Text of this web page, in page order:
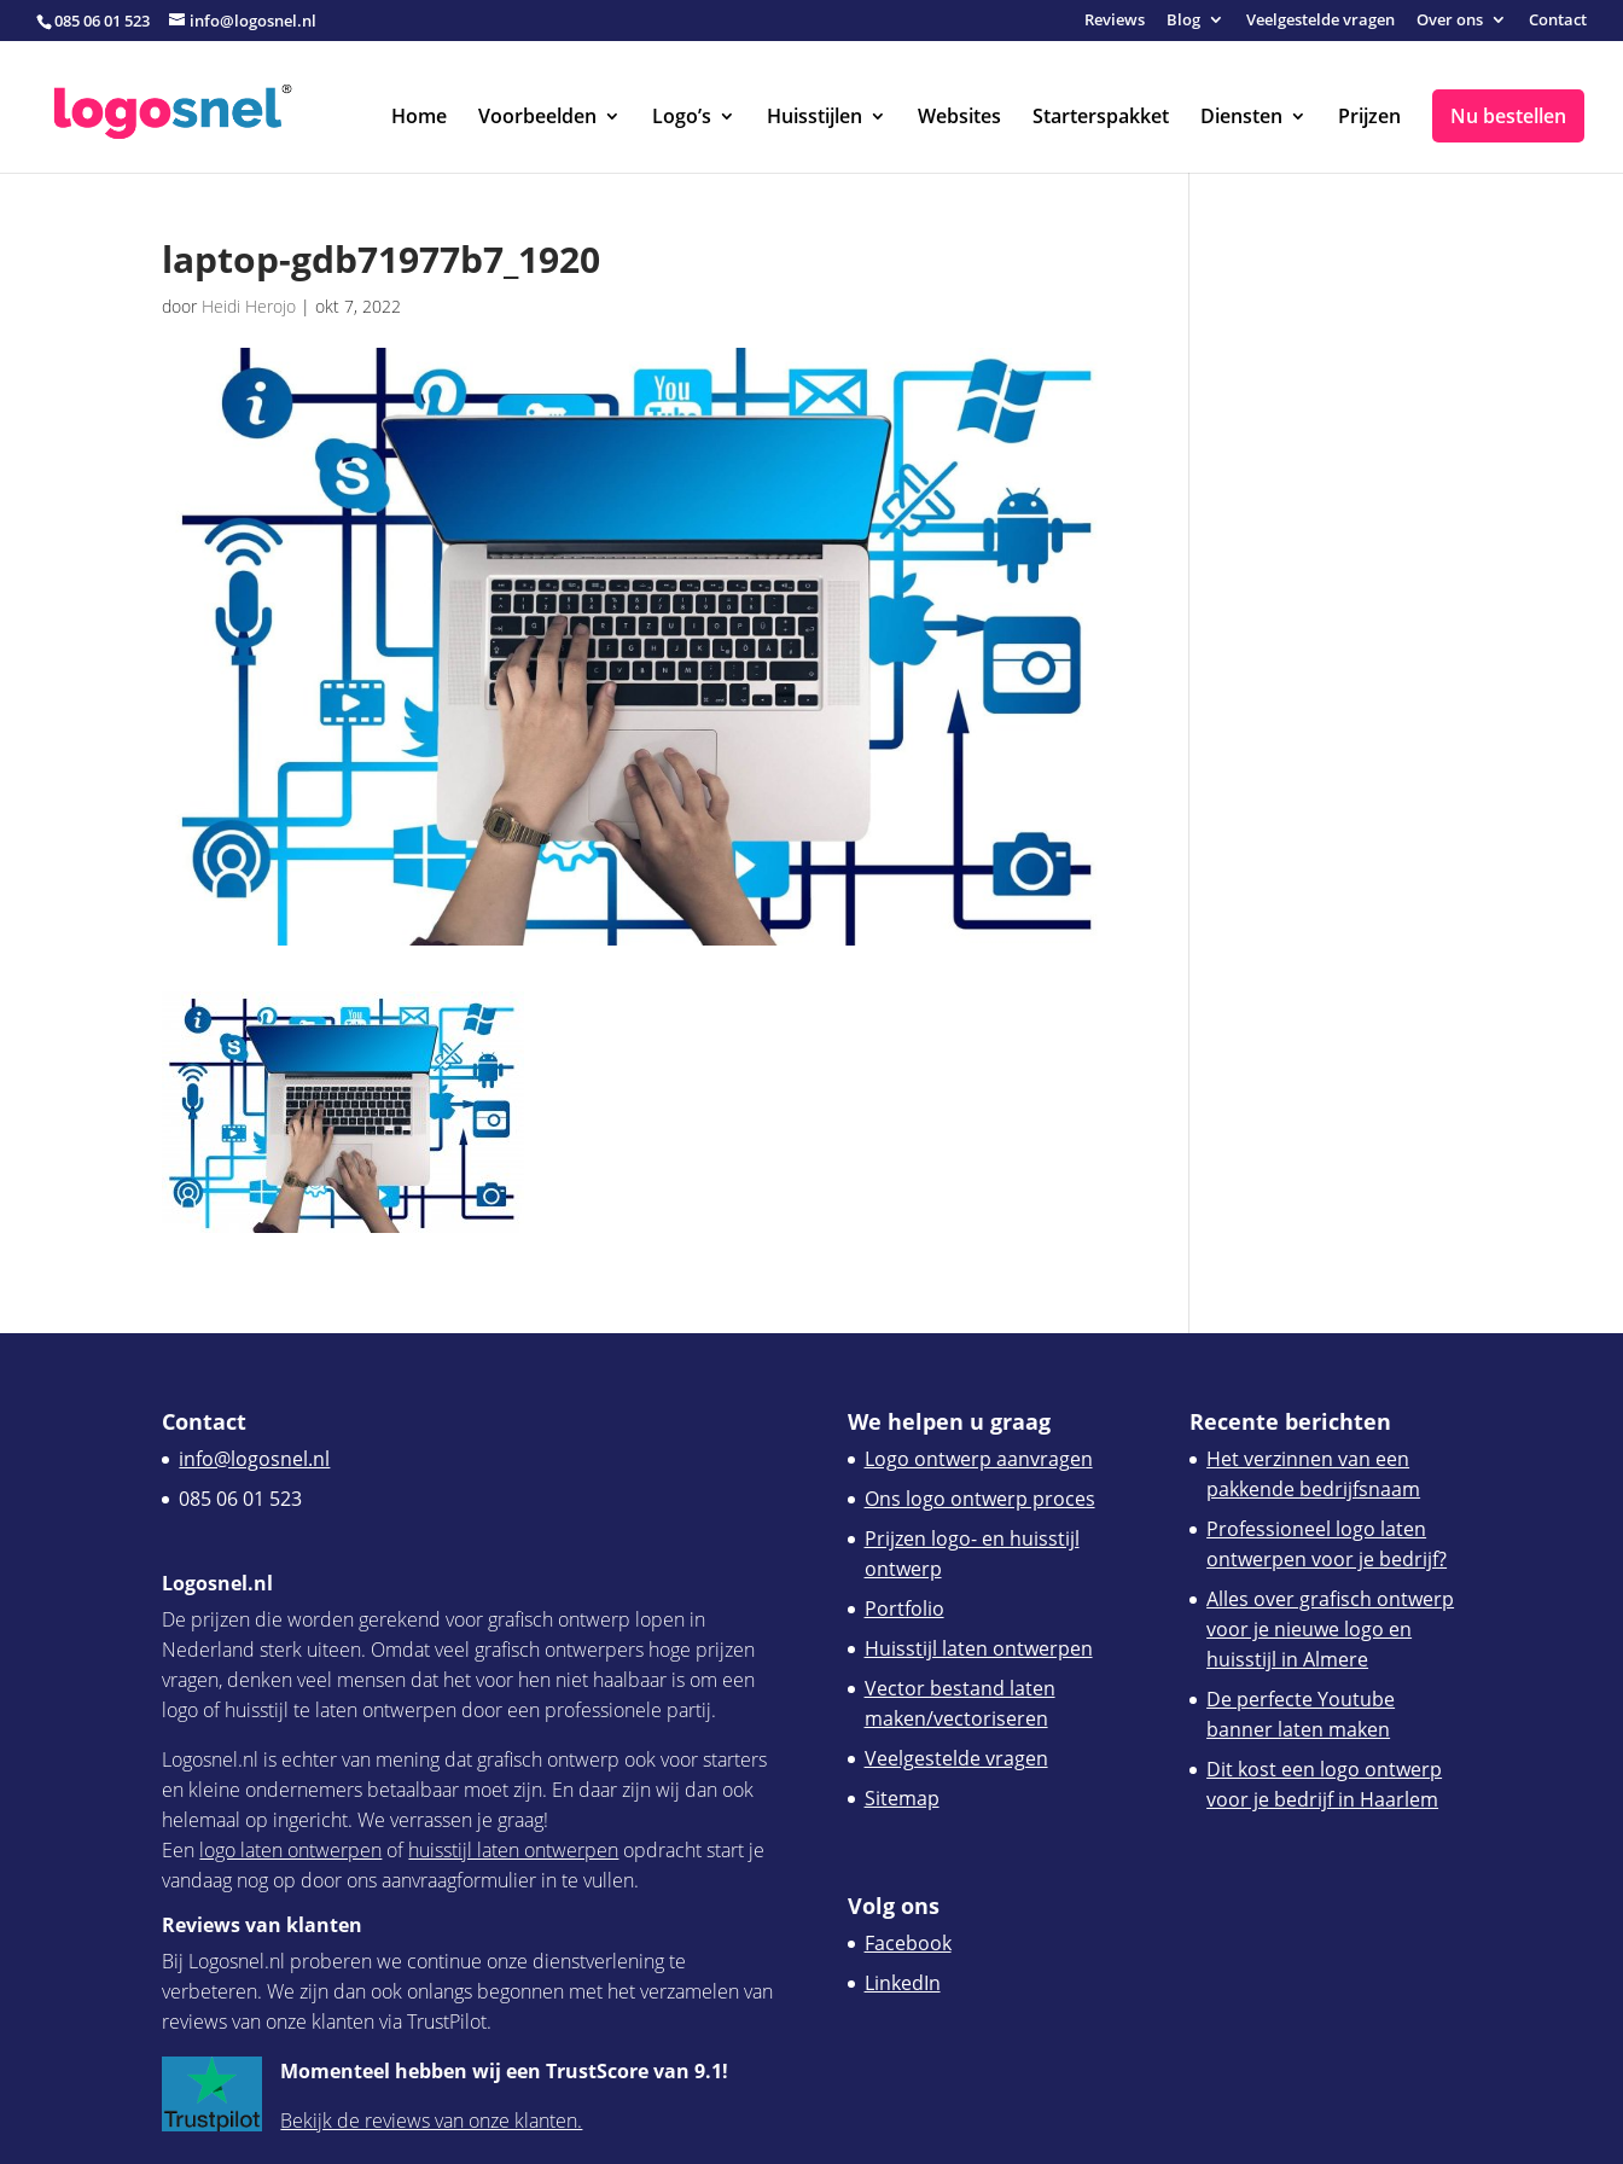
085 06 01 523 info@logosnel.nl Reviews Blog Veelgestelde vragen Over ons Contact
Home Voorbeelden Logo’s Huisstijlen Websites Starterspakket Diensten Prijzen Nu bestellen
laptop-gdb71977b7_1920
door Heidi Herojo |okt 7, 2022
Contact
info@logosnel.nl
085 06 01 523
Logosnel.nl
De prijzen die worden gerekend voor grafisch ontwerp lopen in
Nederland sterk uiteen. Omdat veel grafisch ontwerpers hoge prijzen
vragen, denken veel mensen dat het voor hen niet haalbaar is om een
logo of huisstijl te laten ontwerpen door een professionele partij.
Logosnel.nl is echter van mening dat grafisch ontwerp ook voor starters
en kleine ondernemers betaalbaar moet zijn. En daar zijn wij dan ook
helemaal op ingericht. We verrassen je graag!
Een logo laten ontwerpen ofhuisstijl laten ontwerpen opdracht start je
vandaag nog op door ons aanvraagformulier in te vullen.
Reviews van klanten
Bij Logosnel.nl proberen we continue onze dienstverlening te
verbeteren. We zijn dan ook onlangs begonnen met het verzamelen van
reviews van onze klanten via TrustPilot.
Momenteel hebben wij een TrustScore van 9.1!
Bekijk de reviews van onze klanten.
We helpen u graag
Logo ontwerp aanvragen
Ons logo ontwerp proces
Prijzen logo- en huisstijl
ontwerp
Portfolio
Huisstijl laten ontwerpen
Vector bestand laten
maken/vectoriseren
Veelgestelde vragen
Sitemap
Volg ons
Facebook
LinkedIn
Recente berichten
Het verzinnen van een
pakkende bedrijfsnaam
Professioneel logo laten
ontwerpen voor je bedrijf?
Alles over grafisch ontwerp
voor je nieuwe logo en
huisstijl in Almere
De perfecte Youtube
banner laten maken
Dit kost een logo ontwerp
voor je bedrijf in Haarlem